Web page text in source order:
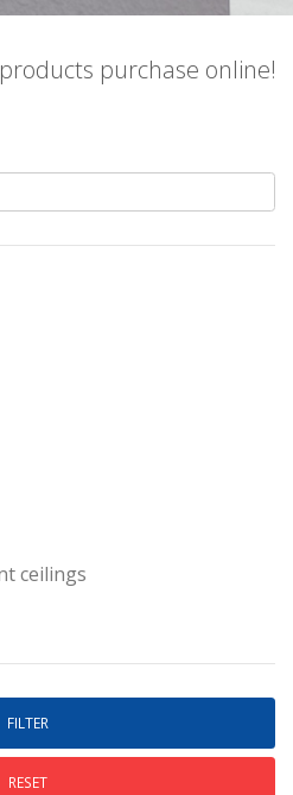
purchase online!
ceilings
RESET